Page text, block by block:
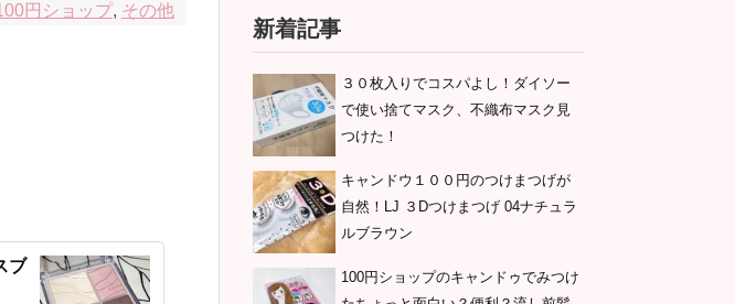
円ショップ, その他
ブ
新着記事
３０枚入りでコスパよし！ダイソー
で使い捨てマスク、不織布マスク見
つけた！
キャンドウ１００円のつけまつげが
自然！LJ ３Dつけまつげ 04ナチュラ
ルブラウン
100円ショップのキャンドゥでみつけ